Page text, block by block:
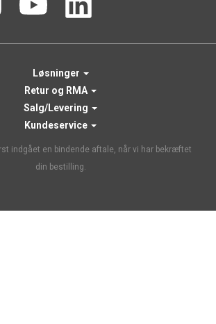
Løsninger
Retur og RMA
Salg/Levering
Kundeservice
indgået en bindende aftale, når vi har bekræftet
din bestilling.